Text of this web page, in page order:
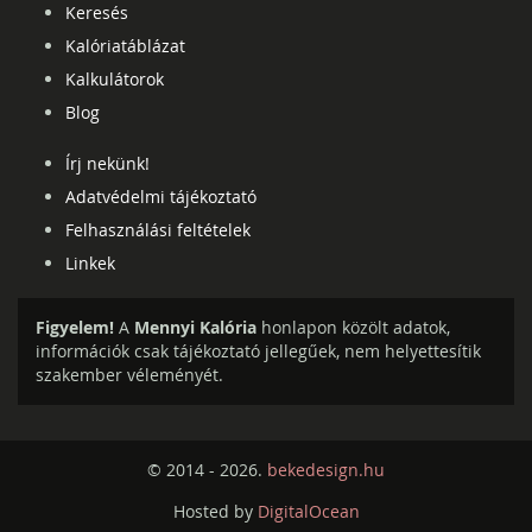
Keresés
Kalóriatáblázat
Kalkulátorok
Blog
Írj nekünk!
Adatvédelmi tájékoztató
Felhasználási feltételek
Linkek
Figyelem! A Mennyi Kalória honlapon közölt adatok,
információk csak tájékoztató jellegűek, nem helyettesítik
szakember véleményét.
© 2014 - 2026. bekedesign.hu
Hosted by DigitalOcean